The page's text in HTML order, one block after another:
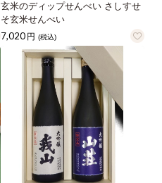
玄米のディップせんべい さしすせ
そ玄米せんべい
7,020 円 (税込)